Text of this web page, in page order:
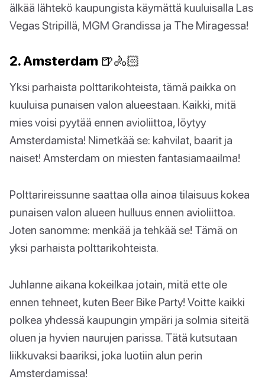
älkää lähtekö kaupungista käymättä kuuluisalla Las
Vegas Stripillä, MGM Grandissa ja The Miragessa!
2. Amsterdam 🍺🚴🏻
Yksi parhaista polttarikohteista, tämä paikka on
kuuluisa punaisen valon alueestaan. Kaikki, mitä
mies voisi pyytää ennen avioliittoa, löytyy
Amsterdamista! Nimetkää se: kahvilat, baarit ja
naiset! Amsterdam on miesten fantasiamaailma!
Polttarireissunne saattaa olla ainoa tilaisuus kokea
punaisen valon alueen hulluus ennen avioliittoa.
Joten sanomme: menkää ja tehkää se! Tämä on
yksi parhaista polttarikohteista.
Juhlanne aikana kokeilkaa jotain, mitä ette ole
ennen tehneet, kuten Beer Bike Party! Voitte kaikki
polkea yhdessä kaupungin ympäri ja solmia siteitä
oluen ja hyvien naurujen parissa. Tätä kutsutaan
liikkuvaksi baariksi, joka luotiin alun perin
Amsterdamissa!